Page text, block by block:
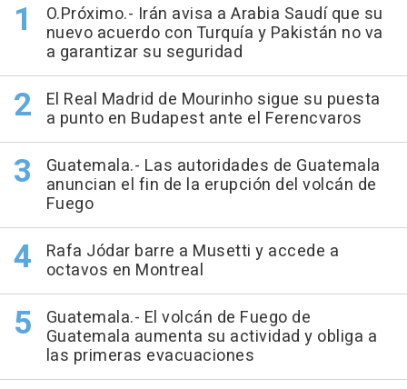
O.Próximo.- Irán avisa a Arabia Saudí que su
nuevo acuerdo con Turquía y Pakistán no va
a garantizar su seguridad
El Real Madrid de Mourinho sigue su puesta
a punto en Budapest ante el Ferencvaros
Guatemala.- Las autoridades de Guatemala
anuncian el fin de la erupción del volcán de
Fuego
Rafa Jódar barre a Musetti y accede a
octavos en Montreal
Guatemala.- El volcán de Fuego de
Guatemala aumenta su actividad y obliga a
las primeras evacuaciones